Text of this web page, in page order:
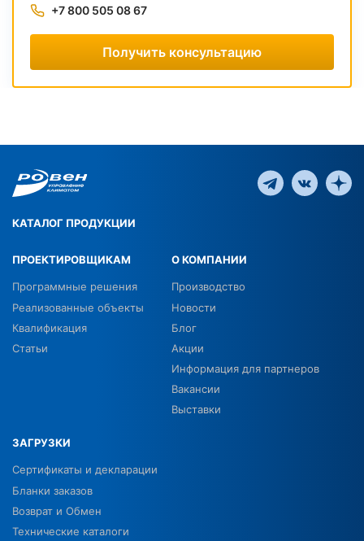
+7 800 505 08 67
Получить консультацию
КАТАЛОГ ПРОДУКЦИИ
ПРОЕКТИРОВЩИКАМ
Программные решения
Реализованные объекты
Квалификация
Статьи
О КОМПАНИИ
Производство
Новости
Блог
Акции
Информация для партнеров
Вакансии
Выставки
ЗАГРУЗКИ
Сертификаты и декларации
Бланки заказов
Возврат и Обмен
Технические каталоги